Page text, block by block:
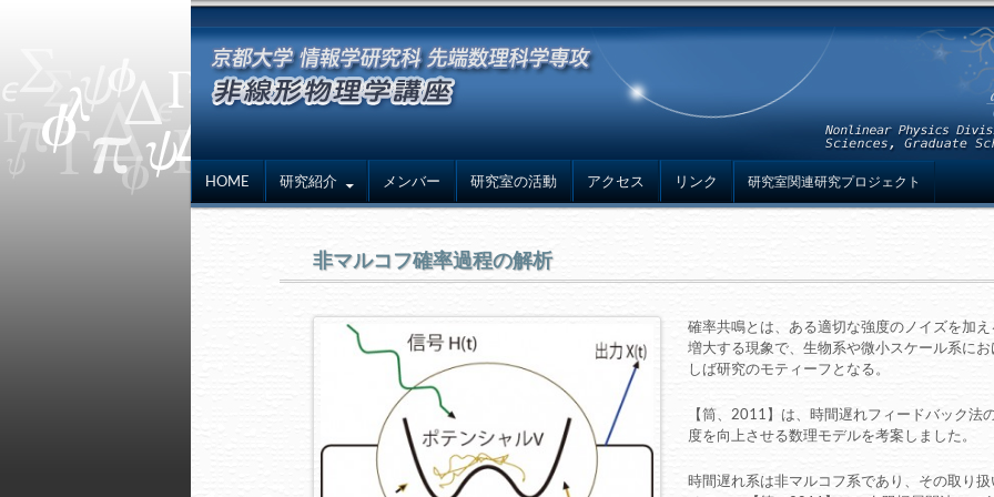
HOME 研究紹介 メンバー 研究室の活動 アクセス リンク 研究室関連研究プロジェクト
非マルコフ確率過程の解析
確率共鳴とは、ある適切な強度のノイズを加
増大する現象で、生物系や微小スケール系に
しば研究のモティーフとなる。
【筒、2011】は、時間遅れフィードバック法
度を向上させる数理モデルを考案しました。
時間遅れ系は非マルコフ系であり、その取り